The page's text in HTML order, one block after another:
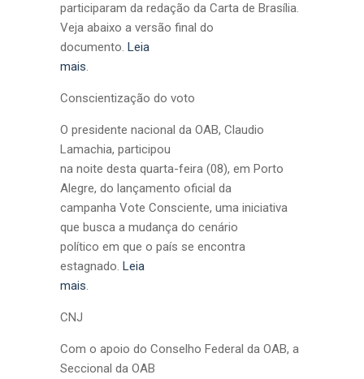
participaram da redação da Carta de Brasília.
Veja abaixo a versão final do
documento. Leia
mais.
Conscientização do voto
O presidente nacional da OAB, Claudio
Lamachia, participou
na noite desta quarta-feira (08), em Porto
Alegre, do lançamento oficial da
campanha Vote Consciente, uma iniciativa
que busca a mudança do cenário
político em que o país se encontra
estagnado. Leia
mais.
CNJ
Com o apoio do Conselho Federal da OAB, a
Seccional da OAB